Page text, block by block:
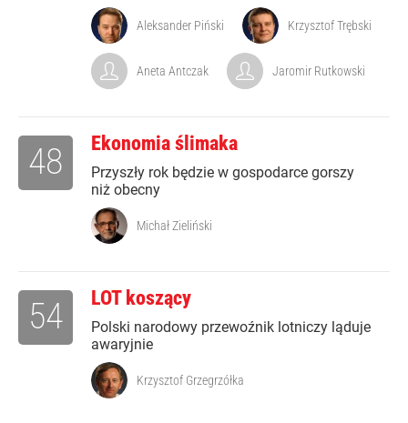
Aleksander Piński Krzysztof Trębski
Aneta Antczak Jaromir Rutkowski
Ekonomia ślimaka
Przyszły rok będzie w gospodarce gorszy
niż obecny
48
Michał Zieliński
LOT koszący
Polski narodowy przewoźnik lotniczy ląduje
awaryjnie
54
Krzysztof Grzegrzółka